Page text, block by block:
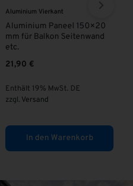
Aluminium Vierkant
Aluminium Paneel 150×20
mm für Balkon Seitenwand
etc.
21,90 €
Enthält 19% MwSt. DE
zzgl. Versand
In den Warenkorb